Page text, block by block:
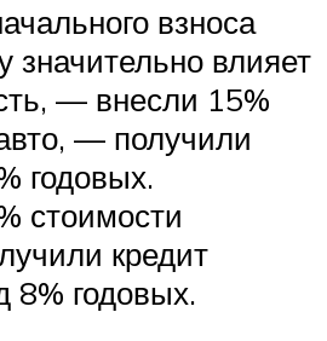
взноса
значительно влияет
— внесли 15%
— получили
годовых.
стоимости
кредит
8% годовых.